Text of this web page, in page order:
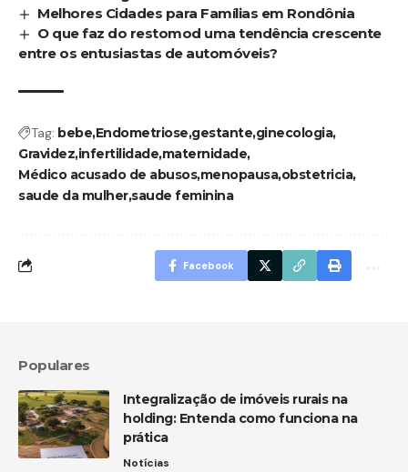
Melhores Cidades para Famílias em Rondônia
O que faz do restomod uma tendência crescente
entre os entusiastas de automóveis?
Tag: bebeEndometriose gestanteginecologia
Gravidezinfertilidadematernidade
Médico acusado de abusosmenopausaobstetricia
saude da mulhersaude feminina
Facebook
Populares
Integralização de imóveis rurais na
holding: Entenda como funciona na
prática
Notícias